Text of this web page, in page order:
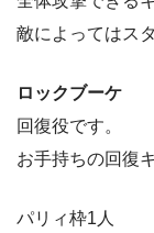
敵によってはス
ロックブーケ
回復役です。
お手持ちの回復
パリィ枠1人